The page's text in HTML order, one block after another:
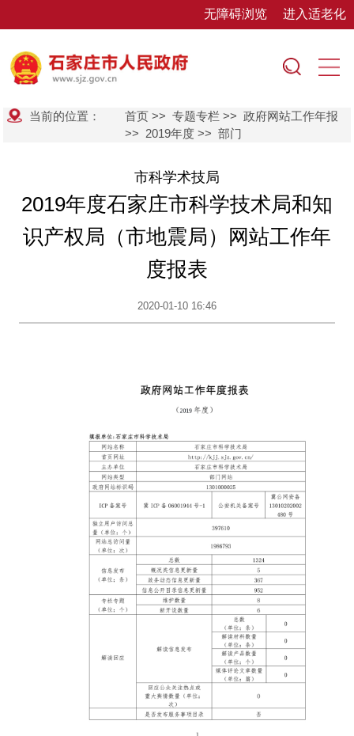
无障碍浏览 进入适老化
当前的位置： 首页 >>专题专栏 >>政府网站工作年报
>> 2019年度 >>部门
市科学术技局
2019年度石家庄市科学技术局和知
识产权局（市地震局）网站工作年
度报表
2020-01-10 16:46